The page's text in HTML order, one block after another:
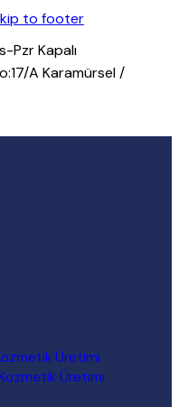
to footer
Pzr Kapalı
A Karamürsel /
Üretimi
Üretimi